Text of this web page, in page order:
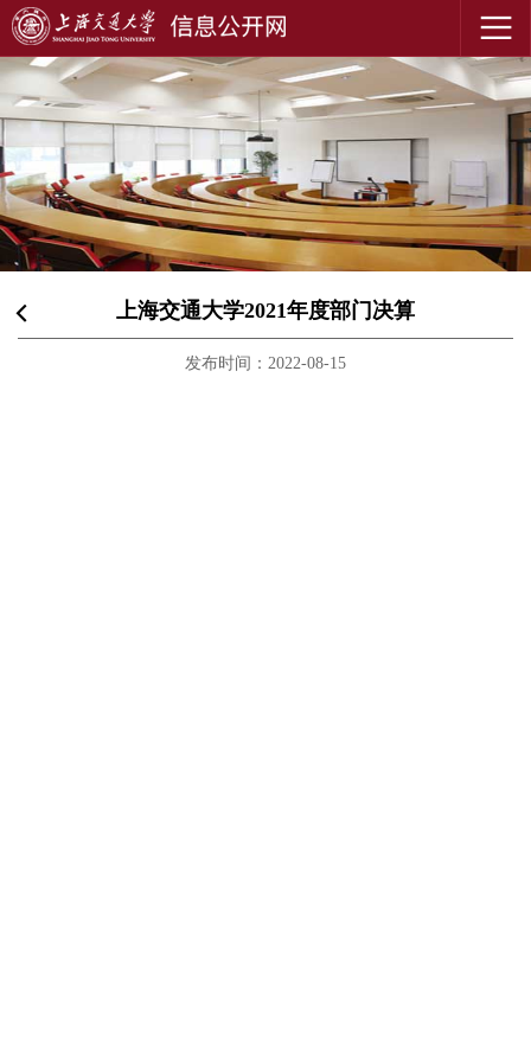
上海交通大学2021年度部门决算
发布时间：2022-08-15